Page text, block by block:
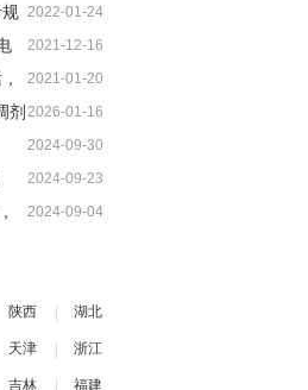
2022-01-24
2021-12-16
2021-01-20
2026-01-16
剂
2024-09-30
2024-09-23
2024-09-04
陕西 湖北
天津 浙江
吉林 福建